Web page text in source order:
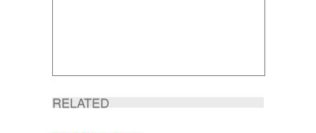
RELATED